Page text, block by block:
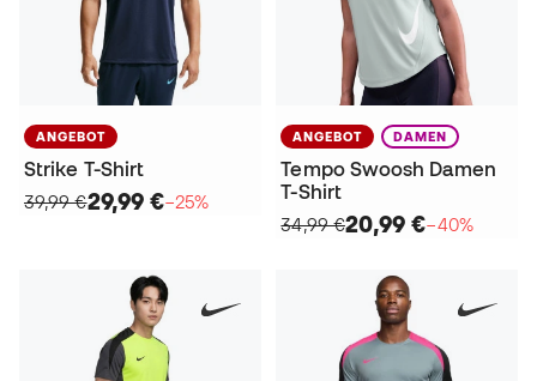
ANGEBOT
Strike T-Shirt
39,99 €29,99 €−25%
ANGEBOT DAMEN
Tempo Swoosh Damen
T-Shirt
34,99 €20,99 €−40%